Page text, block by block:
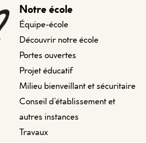
Notre école
Équipe-école
Découvrir notre école
Portes ouvertes
Projet éducatif
Milieu bienveillant et sécuritaire
Conseil d’établissement et
autres instances
Travaux